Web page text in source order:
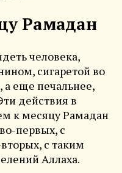
Рамадан
человека,
сигаретой во
а еще печальнее,
действия в
к месяцу Рамадан
первых, с
с таким
Аллаха.